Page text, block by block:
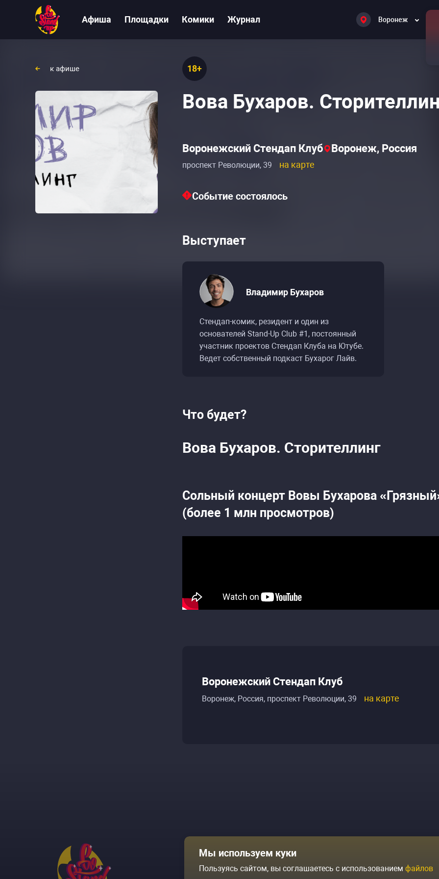
Афиша Площадки Комики Журнал Воронеж
к афише 18+
Вова Бухаров.
Воронежский Стендап Клуб Воронеж, Россия
проспект Революции, 39 на карте
Событие состоялось
Выступает
Владимир Бухаров
Стендап-комик, резидент и один из
основателей Stand-Up Club #1, постоянный
участник проектов Стендап Клуба на Ютубе.
Ведет собственный подкаст Бухарог Лайв.
Что будет?
Вова Бухаров. Сторителлинг
Сольный концерт Вовы Бухарова
(более 1 млн просмотров)
Воронежский Стендап Клуб
Воронеж, Россия, проспект Революции, 39 на карте
Площадки Журнал Политика
Мы используем куки
Пользуясь сайтом, вы соглашаетесь с использованием файлов
Расписание событий «Вова Бухаров.
Расписание событий «Вова Бухаров.